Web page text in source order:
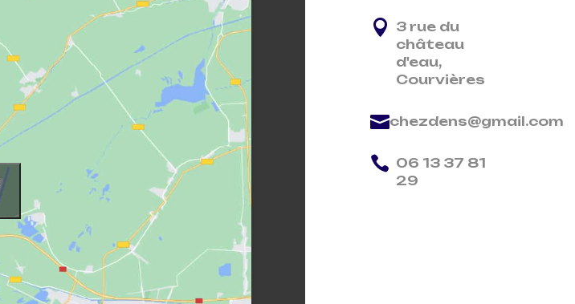
 3 rue du
château
d'eau,
Courvières
chezdens@gmail.com
 06 13 37 81
29